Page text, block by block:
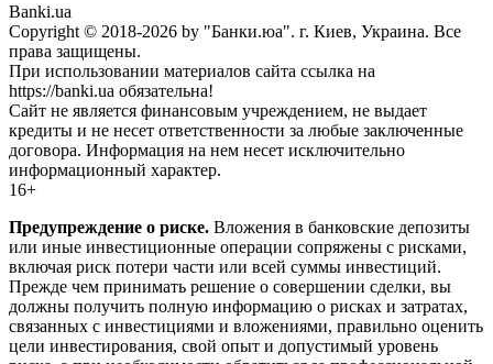
Banki.ua
Copyright © 2018-2026 by "Банки.юа". г. Киев, Украина. Все
права защищены.
При использовании материалов сайта ссылка на
https://banki.ua обязательна!
Сайт не является финансовым учреждением, не выдает
кредиты и не несет ответственности за любые заключенные
договора. Информация на нем несет исключительно
информационный характер.
16+
Предупреждение о риске. Вложения в банковские депозиты
или иные инвестиционные операции сопряжены с рисками,
включая риск потери части или всей суммы инвестиций.
Прежде чем принимать решение о совершении сделки, вы
должны получить полную информацию о рисках и затратах,
связанных с инвестициями и вложениями, правильно оценить
цели инвестирования, свой опыт и допустимый уровень